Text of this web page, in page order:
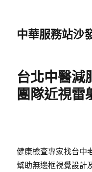
中華服務站沙
台北中醫減
團隊近視雷
健康檢查專家找台中
幫助無邊框視覺設計